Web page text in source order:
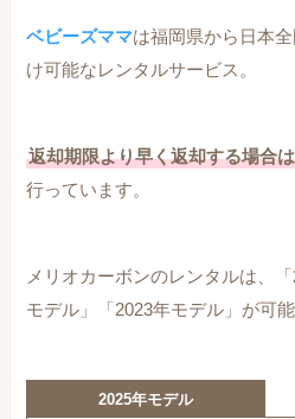
ベビーズママは福岡県から日本
け可能なレンタルサービス。
返却期限より早く返却する場合
行っています。
メリオカーボンのレンタルは、
モデル」「2023年モデル」が可能
2025年モデル